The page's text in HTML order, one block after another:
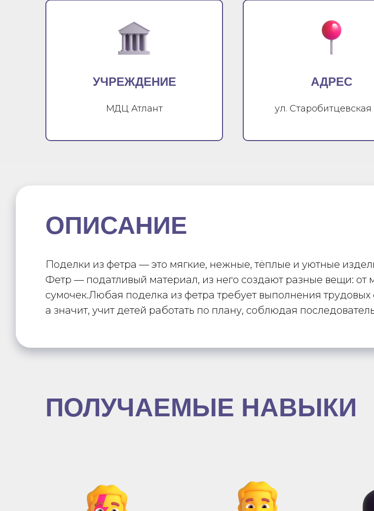
УЧРЕЖДЕНИЕ
МДЦ Атлант
АДРЕС
ул. Старобитцевская
ОПИСАНИЕ
Поделки из фетра — это мягкие, нежные, тёплые и уютные
Фетр — податливый материал, из него создают разные вещи:
сумочек.Любая поделка из фетра требует выполнения
а значит, учит детей работать по плану, соблюдая
ПОЛУЧАЕМЫЕ НАВЫКИ